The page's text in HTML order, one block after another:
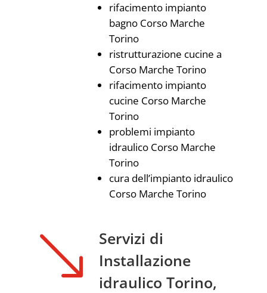
rifacimento impianto
bagno Corso Marche
Torino
ristrutturazione cucine a
Corso Marche Torino
rifacimento impianto
cucine Corso Marche
Torino
problemi impianto
idraulico Corso Marche
Torino
cura dell’impianto idraulico
Corso Marche Torino
'
Servizi di
Installazione
idraulico Torino,